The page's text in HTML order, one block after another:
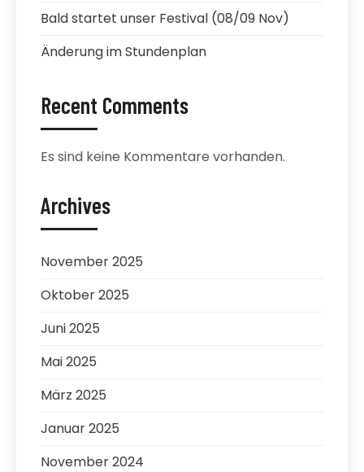
Bald startet unser Festival (08/09 Nov)
Änderung im Stundenplan
Recent Comments
Es sind keine Kommentare vorhanden.
Archives
November 2025
Oktober 2025
Juni 2025
Mai 2025
März 2025
Januar 2025
November 2024